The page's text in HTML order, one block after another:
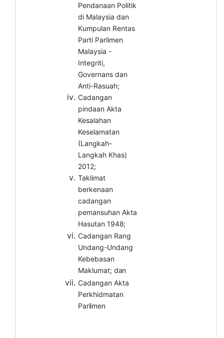
Pendanaan Politik
di Malaysia dan
Kumpulan Rentas
Parti Parlimen
Malaysia -
Integriti,
Governans dan
Anti-Rasuah;
Cadangan
pindaan Akta
Kesalahan
Keselamatan
(Langkah-
Langkah Khas)
2012;
Taklimat
berkenaan
cadangan
pemansuhan Akta
Hasutan 1948;
Cadangan Rang
Undang-Undang
Kebebasan
Maklumat; dan
Cadangan Akta
Perkhidmatan
Parlimen